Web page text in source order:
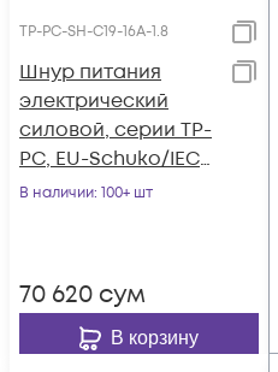
TP-PC-SH-C19-16A-1.8
Шнур питания
электрический
силовой, серии TP-
PC, EU-Schuko/IEC
60320 C19 прямой,
В наличии: 100+ шт
70 620 сум
В корзину